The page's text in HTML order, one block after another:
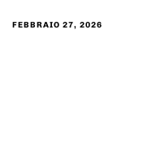
FEBBRAIO 27, 2026